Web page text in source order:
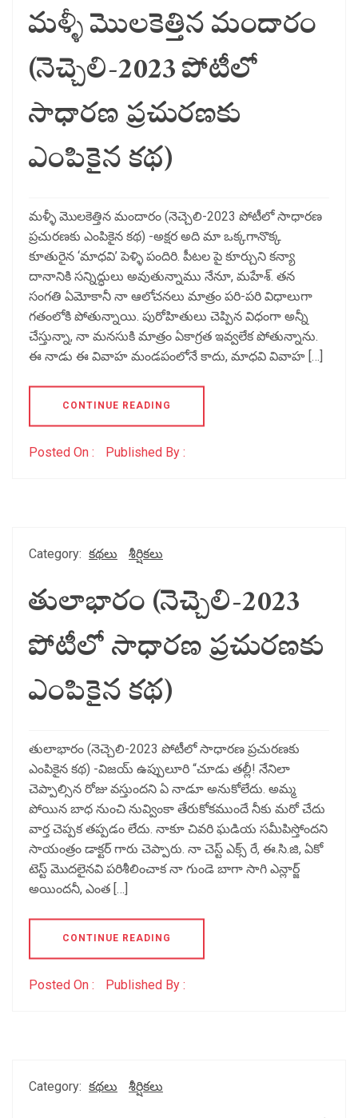
మళ్ళీ మొలకెత్తిన మందారం
(నెచ్చెలి-2023 పోటీలో
సాధారణ ప్రచురణకు
ఎంపికైన కథ)
మళ్ళీ మొలకెత్తిన మందారం (నెచ్చెలి-2023 పోటీలో సాధారణ
ప్రచురణకు ఎంపికైన కథ) -అక్షర అది మా ఒక్కగానొక్క
కూతురైన ‘మాధవి’ పెళ్ళి పందిరి. పీటల పై కూర్చుని కన్యా
దానానికి సన్నిద్ధులు అవుతున్నాము నేనూ, మహేశ్. తన
సంగతి ఏమోకానీ నా ఆలోచనలు మాత్రం పరి-పరి విధాలుగా
గతంలోకి పోతున్నాయి. పురోహితులు చెప్పిన విధంగా అన్నీ
చేస్తున్నా, నా మనసుకి మాత్రం ఏకాగ్రత ఇవ్వలేక పోతున్నాను.
ఈ నాడు ఈ వివాహ మండపంలోనే కాదు, మాధవి వివాహ […]
CONTINUE READING
Posted On : Published By :
Category: కథలు శీర్షికలు
తులాభారం (నెచ్చెలి-2023
పోటీలో సాధారణ ప్రచురణకు
ఎంపికైన కథ)
తులాభారం (నెచ్చెలి-2023 పోటీలో సాధారణ ప్రచురణకు
ఎంపికైన కథ) -విజయ్ ఉప్పులూరి “చూడు తల్లీ! నేనిలా
చెప్పాల్సిన రోజు వస్తుందని ఏ నాడూ అనుకోలేదు. అమ్మ
పోయిన బాధ నుంచి నువ్వింకా తేరుకోకముందే నీకు మరో చేదు
వార్త చెప్పక తప్పడం లేదు. నాకూ చివరి ఘడియ సమీపిస్తోందని
సాయంత్రం డాక్టర్ గారు చెప్పారు. నా చెస్ట్ ఎక్స్ రే, ఈ.సి.జి, ఏకో
టెస్ట్ మొదలైనవి పరిశీలించాక నా గుండె బాగా సాగి ఎన్లార్జ్
అయిందనీ, ఎంత […]
CONTINUE READING
Posted On : Published By :
Category: కథలు శీర్షికలు